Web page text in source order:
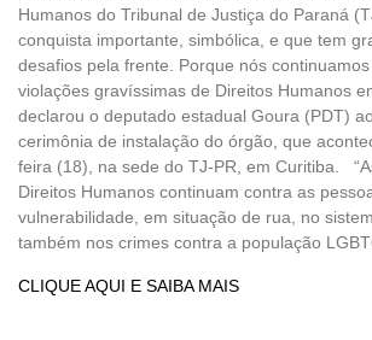
Humanos do Tribunal de Justiça do Paraná
conquista importante, simbólica, e que tem
desafios pela frente. Porque nós
violações gravíssimas de Direitos Humanos
declarou o deputado estadual Goura (PDT)
cerimônia de instalação do órgão, que
feira (18), na sede do TJ-PR, em Curitiba.
Direitos Humanos continuam contra as
vulnerabilidade, em situação de rua, no
também nos crimes contra a população
CLIQUE AQUI E SAIBA MAIS